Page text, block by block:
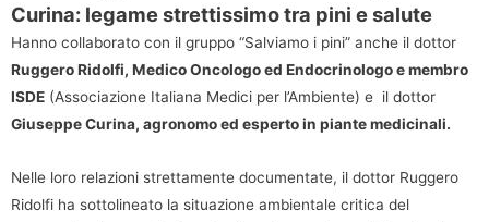
Curina: legame strettissimo tra pini e salute
Hanno collaborato con il gruppo “Salviamo i pini” anche il dottor
Ruggero Ridolfi, Medico Oncologo ed Endocrinologo e membro
ISDE (Associazione Italiana Medici per l’Ambiente) e il dottor
Giuseppe Curina, agronomo ed esperto in piante medicinali.
Nelle loro relazioni strettamente documentate, il dottor Ruggero
Ridolfi ha sottolineato la situazione ambientale critica del